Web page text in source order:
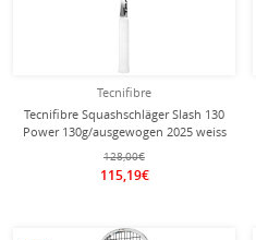
Tecnifibre
Tecnifibre Squashschläger Slash 130
Power 130g/ausgewogen 2025 weiss
- besaitet -
128,00€
115,19€